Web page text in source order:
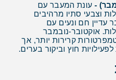
- עונת המעבר עם
של 12-22 מעלות וצבעי סתיו מרהיבים
חם ונעים עם
של 18-25 מעלות. אוקטובר-נובמבר
קרירות יותר, אך
חוץ וביקור בערים.